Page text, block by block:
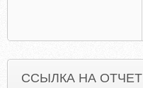
ССЫЛКА НА ОТЧЕТ